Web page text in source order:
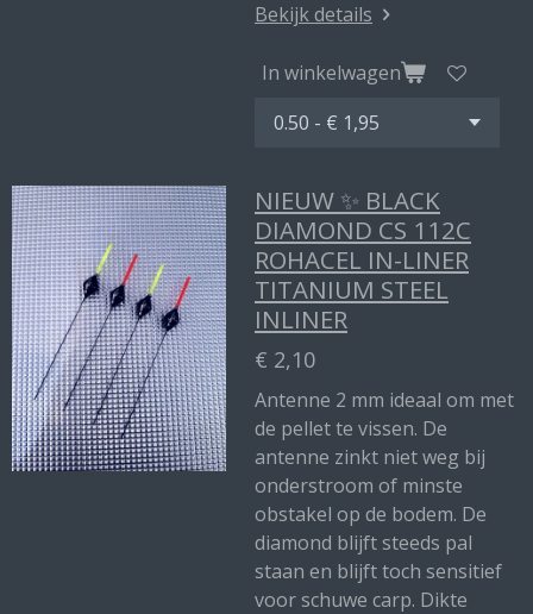
Bekijk details
In winkelwagen
NIEUW ✨ BLACK
DIAMOND CS 112C
ROHACEL IN-LINER
TITANIUM STEEL
INLINER
€ 2,10
Antenne 2 mm ideaal om met
de pellet te vissen. De
antenne zinkt niet weg bij
onderstroom of minste
obstakel op de bodem. De
diamond blijft steeds pal
staan en blijft toch sensitief
voor schuwe carp. Dikte